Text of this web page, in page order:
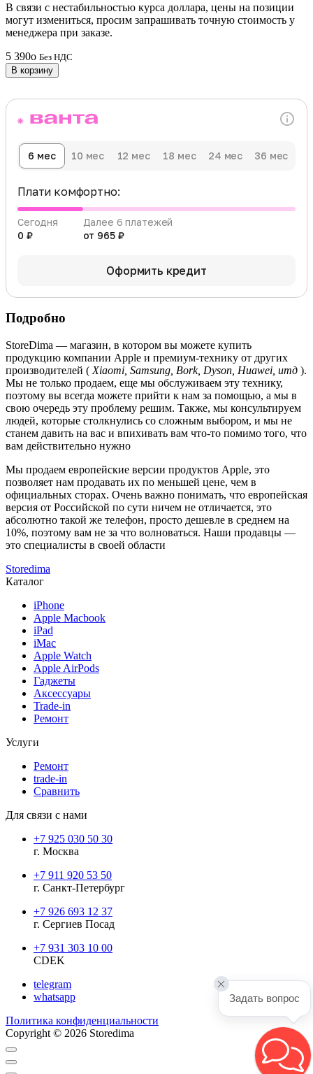
В связи с нестабильностью курса доллара, цены на позиции
могут измениться, просим запрашивать точную стоимость у
менеджера при заказе.
5 390o Без НДС
В корзину
6 мес 10 мес 12 мес 18 мес 24 мес 36 мес
Плати комфортно:
Сегодня
0 ₽
Далее 6 платежей
от 965 ₽
Оформить кредит
Подробно
StoreDima — магазин, в котором вы можете купить
продукцию компании Apple и премиум-технику от других
производителей ( Xiaomi, Samsung, Bork, Dyson, Huawei, итд ).
Мы не только продаем, еще мы обслуживаем эту технику,
поэтому вы всегда можете прийти к нам за помощью, а мы в
свою очередь эту проблему решим. Также, мы консультируем
людей, которые столкнулись со сложным выбором, и мы не
станем давить на вас и впихивать вам что-то помимо того, что
вам действительно нужно
Мы продаем европейские версии продуктов Apple, это
позволяет нам продавать их по меньшей цене, чем в
официальных сторах. Очень важно понимать, что европейская
версия от Российской по сути ничем не отличается, это
абсолютно такой же телефон, просто дешевле в среднем на
10%, поэтому вам не за что волноваться. Наши продавцы —
это специалисты в своей области
Storedima
Каталог
iPhone
Apple Macbook
iPad
iMac
Apple Watch
Apple AirPods
Гаджеты
Аксессуары
Trade-in
Ремонт
Услуги
Ремонт
trade-in
Сравнить
Для связи с нами
+7 925 030 50 30
г. Москва
+7 911 920 53 50
г. Санкт-Петербург
+7 926 693 12 37
г. Сергиев Посад
+7 931 303 10 00
CDEK
telegram
whatsapp
Политика конфиденциальности
Copyright © 2026 Storedima
Задать вопрос